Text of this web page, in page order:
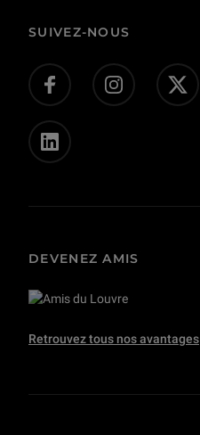
Actes administratifs
Presse
Donnez-nous votre avis !
Offres d’emploi - concours
Privatisations et tournages
SUIVEZ-NOUS
DEVENEZ AMIS
Retrouvez tous nos avantages